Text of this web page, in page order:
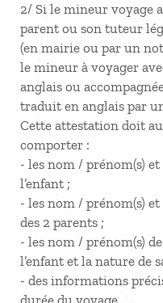
2/ Si le mineur voyage
parent ou son tuteur
(en mairie ou par un
le mineur à voyager
anglais ou
traduit en anglais par
Cette attestation doit
comporter :
- les nom / prénom(s) et
l’enfant ;
- les nom / prénom(s)
des 2 parents ;
- les nom / prénom(s)
l’enfant et la nature de
- des informations
durée du voyage.